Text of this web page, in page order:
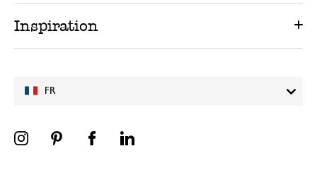
FR
Inspiration